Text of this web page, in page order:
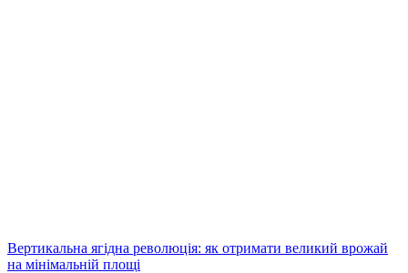
Вертикальна ягідна революція: як отримати великий врожай
на мінімальній площі